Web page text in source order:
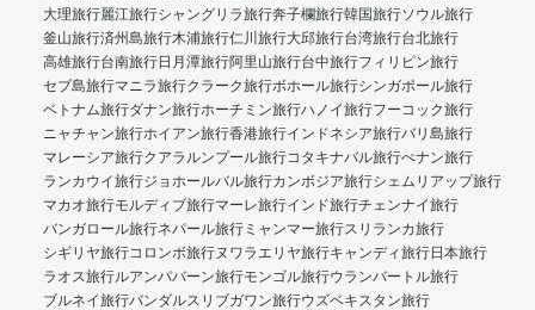
大理旅行麗江旅行シャングリラ旅行奔子欄旅行韓国旅行ソウル旅行
釜山旅行済州島旅行木浦旅行仁川旅行大邱旅行台湾旅行台北旅行
高雄旅行台南旅行日月潭旅行阿里山旅行台中旅行フィリピン旅行
セブ島旅行マニラ旅行クラーク旅行ボホール旅行シンガポール旅行
ベトナム旅行ダナン旅行ホーチミン旅行ハノイ旅行フーコック旅行
ニャチャン旅行ホイアン旅行香港旅行インドネシア旅行バリ島旅行
マレーシア旅行クアラルンプール旅行コタキナバル旅行ぺナン旅行
ランカウイ旅行ジョホールバル旅行カンボジア旅行シェムリアップ旅行
マカオ旅行モルディブ旅行マーレ旅行インド旅行チェンナイ旅行
バンガロール旅行ネパール旅行 ミャンマー旅行スリランカ旅行
シギリヤ旅行コロンボ旅行ヌワラエリヤ旅行キャンディ旅行日本旅行
ラオス旅行ルアンパバーン旅行モンゴル旅行ウランバートル旅行
ブルネイ旅行バンダルスリブガワン旅行ウズベキスタン旅行